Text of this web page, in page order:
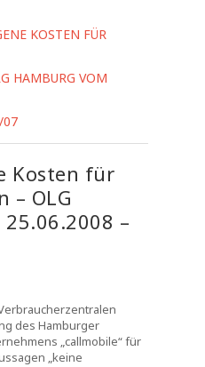
KOSTEN FÜR
HAMBURG VOM
07
Kosten für
– OLG
–
des Hamburger
„callmobile“ für
„keine